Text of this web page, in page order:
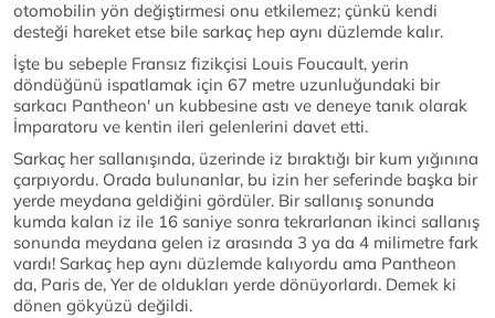
otomobilin yön değiştirmesi onu etkilemez; çünkü kendi
desteği hareket etse bile sarkaç hep aynı düzlemde kalır.
İşte bu sebeple Fransız fizikçisi Louis Foucault, yerin
döndüğünü ispatlamak için 67 metre uzunluğundaki bir
sarkacı Pantheon' un kubbesine astı ve deneye tanık olarak
İmparatoru ve kentin ileri gelenlerini davet etti.
Sarkaç her sallanışında, üzerinde iz bıraktığı bir kum yığınına
çarpıyordu. Orada bulunanlar, bu izin her seferinde başka bir
yerde meydana geldiğini gördüler. Bir sallanış sonunda
kumda kalan iz ile 16 saniye sonra tekrarlanan ikinci sallanış
sonunda meydana gelen iz arasında 3 ya da 4 milimetre fark
vardı! Sarkaç hep aynı düzlemde kalıyordu ama Pantheon
da, Paris de, Yer de oldukları yerde dönüyorlardı. Demek ki
dönen gökyüzü değildi.